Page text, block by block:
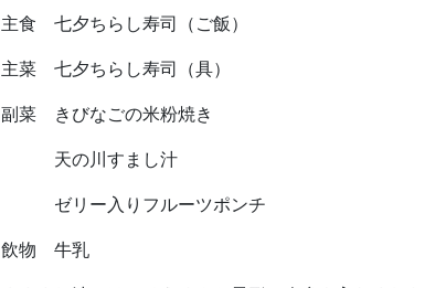
主食 七夕ちらし寿司（ご飯）
主菜 七夕ちらし寿司（具）
副菜 きびなごの米粉焼き
天の川すまし汁
ゼリー入りフルーツポンチ
飲物 牛乳